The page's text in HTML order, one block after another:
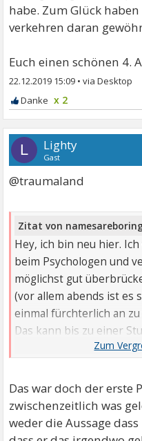
habe. Zum Glück
verkehren daran
Euch einen schönen 4.
22.12.2019 15:09 •
x 2
L Lighty
Gast
@traumaland
Zitat von
Hey, ich bin neu hier.
beim Psychologen und
möglichst gut
(vor allem abends ist es
einmal fürchterlich an
Das kann bis zu einer
geht es mir etwa jeden
Lachen fällt mir oft sehr
eigentlich ein sehr
auch das Kontakte
Jahren gemobbt und
Das war doch der erste
zwischenzeitlich was
weder die Aussage